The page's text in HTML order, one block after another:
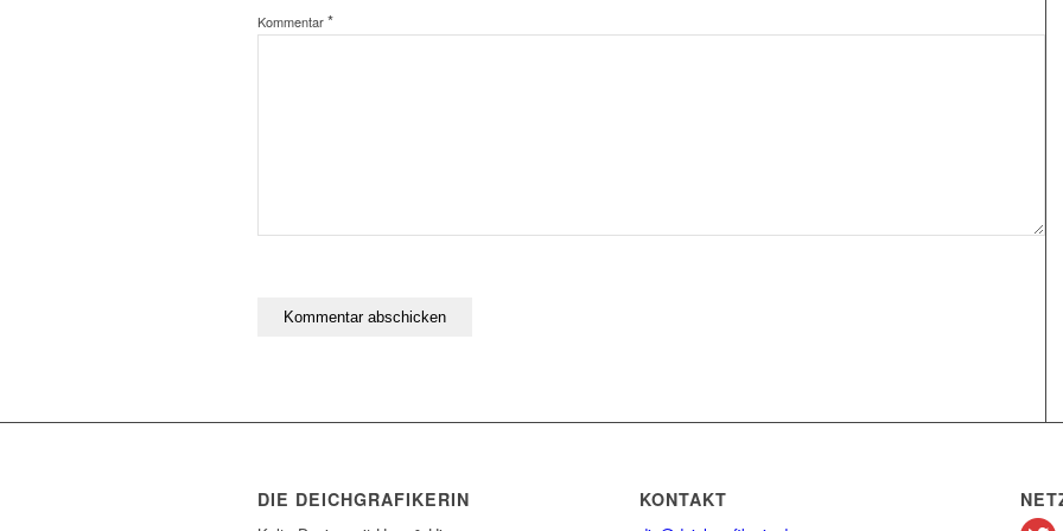
Kommentar*
DIE DEICHGRAFIKERIN KONTAKT